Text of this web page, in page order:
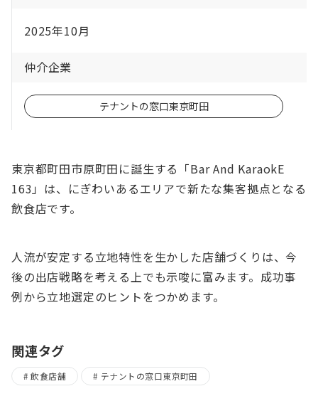
2025年10月
仲介企業
テナントの窓口東京町田
東京都町田市原町田に誕生する「Bar And KaraokE
163」は、にぎわいあるエリアで新たな集客拠点となる
飲食店です。
人流が安定する立地特性を生かした店舗づくりは、今
後の出店戦略を考える上でも示唆に富みます。成功事
例から立地選定のヒントをつかめます。
関連タグ
飲食店舗 テナントの窓口東京町田